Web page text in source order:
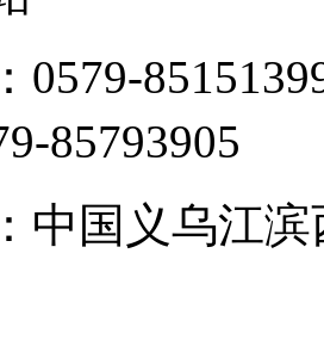
0579-
85793905
义乌江滨